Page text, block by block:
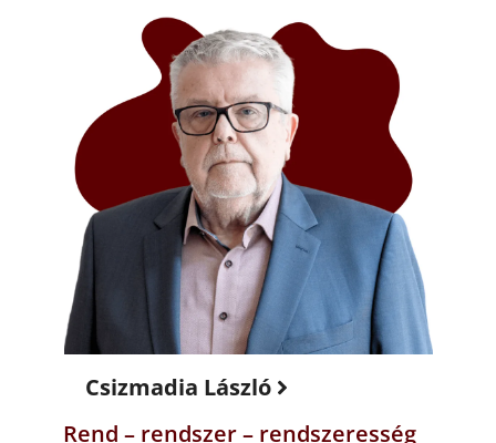
Csizmadia László
Rend – rendszer – rendszeresség